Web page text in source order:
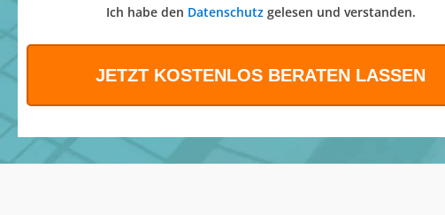
Ich habe den Datenschutzgelesen und verstanden.